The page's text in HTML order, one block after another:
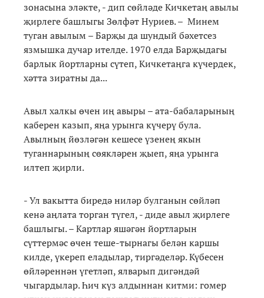
зонасына эләкте, - дип сөйләде Кичкетаң авылы
җирлеге башлыгы Зөлфәт Нуриев. – Минем
туган авылым – Барҗы да шундый бәхетсез
язмышка дучар ителде. 1970 елда Барҗыдагы
барлык йортларны сүтеп, Кичкетаңга күчердек,
хәтта зиратны да...
Авыл халкы өчен иң авыры – ата-бабаларының
каберен казып, яңа урынга күчерү була.
Авылның йөзләгән кешесе үзенең якын
туганнарының сөякләрен җыеп, яңа урынга
илтеп җирли.
- Ул вакытта биредә ниләр булганын сөйләп
кенә аңлата торган түгел, - диде авыл җирлеге
башлыгы. – Картлар яшәгән йортларын
сүттермәс өчен теше-тырнагы белән каршы
килде, үкереп еладылар, тиргәделәр. Күбесен
өйләреннән үгетләп, ялварып дигәндәй
чыгардылар. Һич күз алдыннан китми: гомер